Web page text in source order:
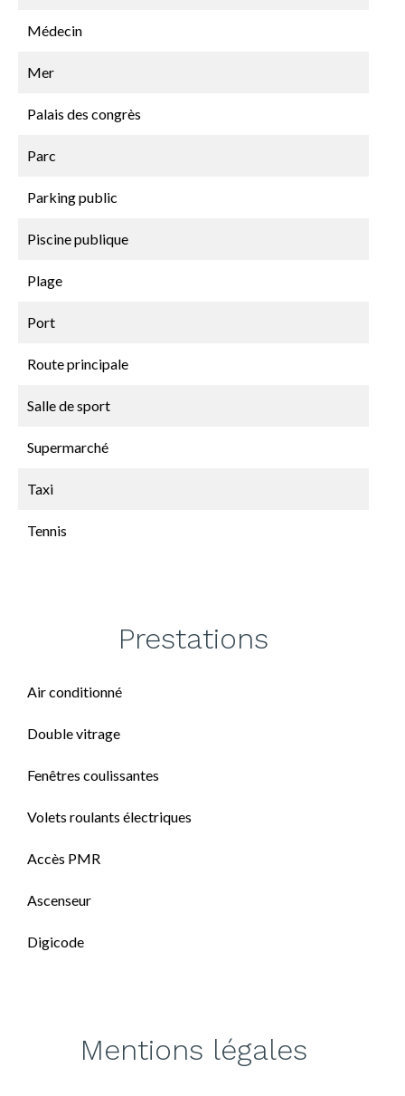
Médecin
Mer
Palais des congrès
Parc
Parking public
Piscine publique
Plage
Port
Route principale
Salle de sport
Supermarché
Taxi
Tennis
Prestations
Air conditionné
Double vitrage
Fenêtres coulissantes
Volets roulants électriques
Accès PMR
Ascenseur
Digicode
Mentions légales